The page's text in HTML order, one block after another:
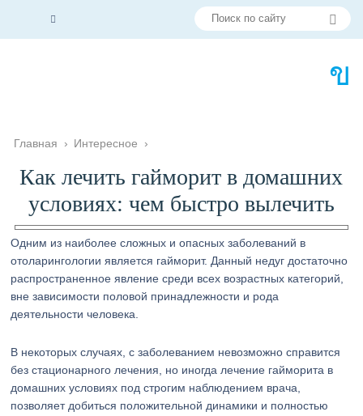
Главная › Интересное ›
Как лечить гайморит в домашних
условиях: чем быстро вылечить
Одним из наиболее сложных и опасных заболеваний в
отоларингологии является гайморит. Данный недуг достаточно
распространенное явление среди всех возрастных категорий,
вне зависимости половой принадлежности и рода
деятельности человека.
В некоторых случаях, с заболеванием невозможно справится
без стационарного лечения, но иногда лечение гайморита в
домашних условиях под строгим наблюдением врача,
позволяет добиться положительной динамики и полностью